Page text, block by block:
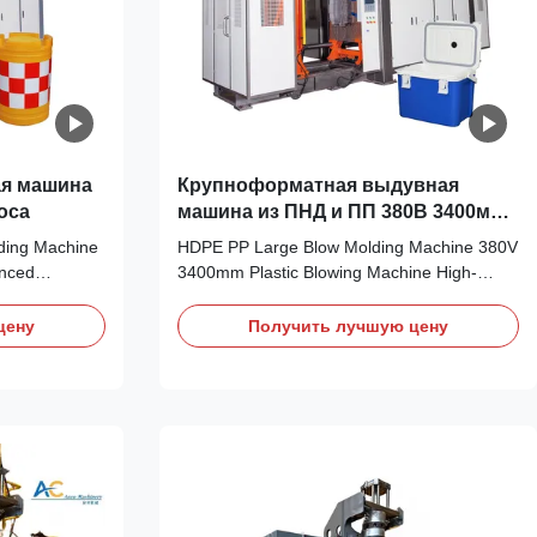
машина
Machine
380V
Крупноформатная выдувная
машина из ПНД и ПП 380В 3400мм
Пластиковая выдувная машина
HDPE PP Large Blow Molding Machine 380V
3400mm Plastic Blowing Machine High-
machine featuring latest bearing engine
motor core technology for mass production
Получить лучшую цену